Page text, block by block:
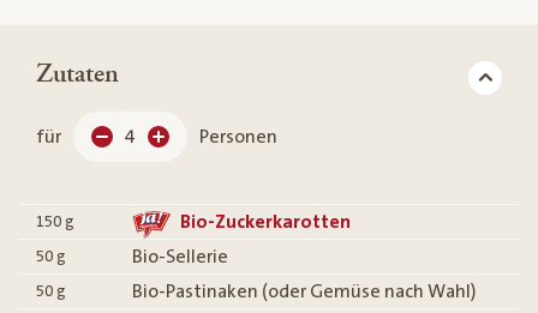
Zutaten
für 4 Personen
150 g Bio-Zuckerkarotten
50 g Bio-Sellerie
50 g Bio-Pastinaken (oder Gemüse nach Wahl)